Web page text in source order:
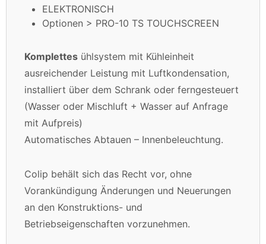
ELEKTRONISCH
Optionen > PRO-10 TS TOUCHSCREEN
Komplettes ühlsystem mit Kühleinheit
ausreichender Leistung mit Luftkondensation,
installiert über dem Schrank oder ferngesteuert
(Wasser oder Mischluft + Wasser auf Anfrage
mit Aufpreis)
Automatisches Abtauen – Innenbeleuchtung.
Colip behält sich das Recht vor, ohne
Vorankündigung Änderungen und Neuerungen
an den Konstruktions- und
Betriebseigenschaften vorzunehmen.